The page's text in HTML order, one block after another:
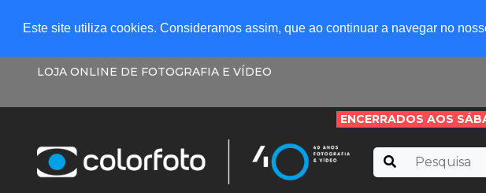
Este site utiliza cookies. Consideramos assim, que ao continuar a navegar no
LOJA ONLINE DE FOTOGRAFIA E VÍDEO
ENCERRADOS AOS